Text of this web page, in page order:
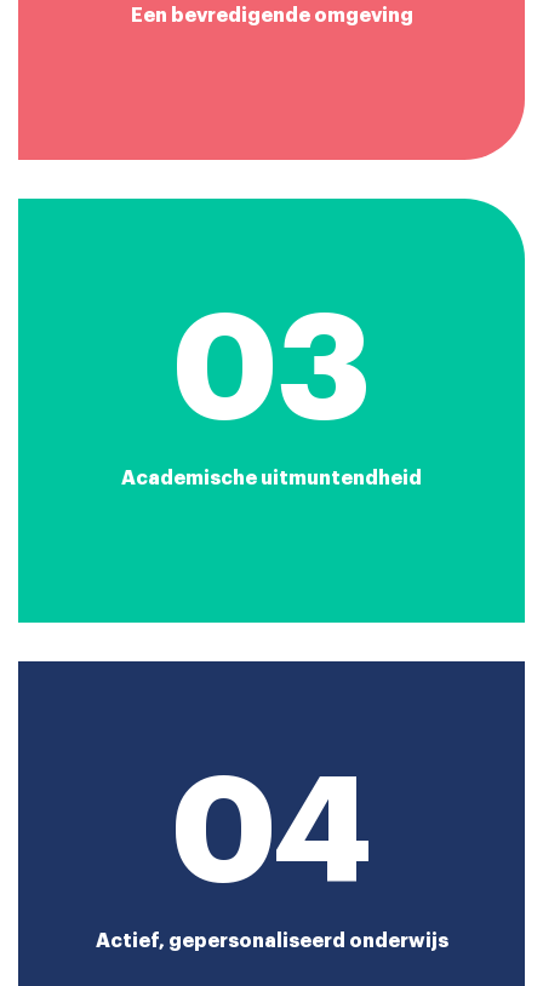
Een bevredigende omgeving
03
Academische uitmuntendheid
04
Actief, gepersonaliseerd onderwijs